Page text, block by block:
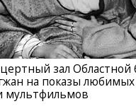
зал Областной
на показы любимых
мультфильмов